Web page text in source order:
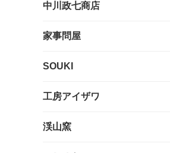
中川政七商店
家事問屋
SOUKI
工房アイザワ
渓山窯